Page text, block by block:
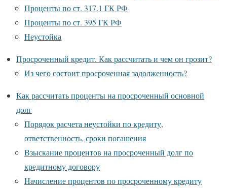
Проценты по ст. 317.1 ГК РФ
Проценты по ст. 395 ГК РФ
Неустойка
Просроченный кредит. Как рассчитать и чем он грозит?
Из чего состоит просроченная задолженность?
Как рассчитать проценты на просроченный основной
долг
Порядок расчета неустойки по кредиту,
ответственность, сроки погашения
Взыскание процентов на просроченный долг по
кредитному договору
Начисление процентов по просроченному кредиту